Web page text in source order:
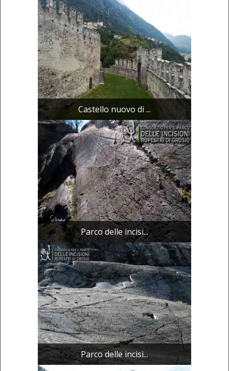
Castello nuovo di ...
Parco delle incisi...
Parco delle incisi...